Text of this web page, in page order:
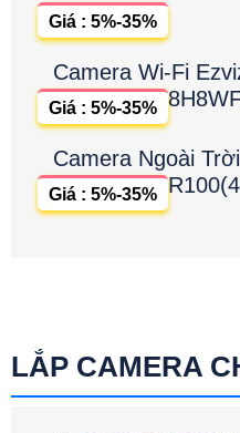
Giá : 5%-35%
Camera Wi-Fi
Giá : 5%-35%
Camera Ngoài
Giá : 5%-35%
LẮP CAMERA